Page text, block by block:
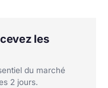
les
du marché
2 jours.